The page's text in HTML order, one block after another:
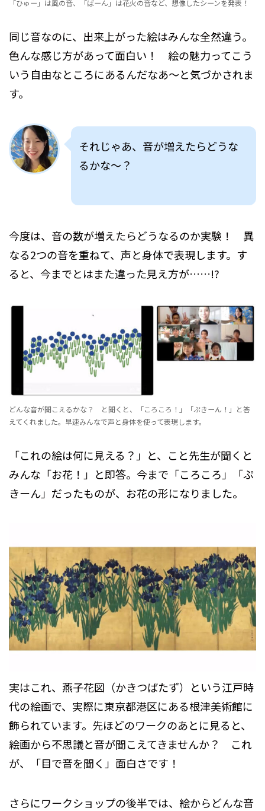
「ひゅー」は風の音、「ばーん」は花火の音など、想像したシーンを発表！
同じ音なのに、出来上がった絵はみんな全然違う。
色んな感じ方があって面白い！ 絵の魅力ってこう
いう自由なところにあるんだなあ～と気づかされま
す。
それじゃあ、音が増えたらどうな
るかな～？
今度は、音の数が増えたらどうなるのか実験！ 異
なる2つの音を重ねて、声と身体で表現します。す
ると、今までとはまた違った見え方が……!?
どんな音が聞こえるかな？ と聞くと、「ころころ！」「ぷきーん！」と答
えてくれました。早速みんなで声と身体を使って表現します。
「これの絵は何に見える？」と、こと先生が聞くと
みんな「お花！」と即答。今まで「ころころ」「ぷ
きーん」だったものが、お花の形になりました。
実はこれ、燕子花図（かきつばたず）という江戸時
代の絵画で、実際に東京都港区にある根津美術館に
飾られています。先ほどのワークのあとに見ると、
絵画から不思議と音が聞こえてきませんか？ これ
が、「目で音を聞く」面白さです！
さらにワークショップの後半では、絵からどんな音